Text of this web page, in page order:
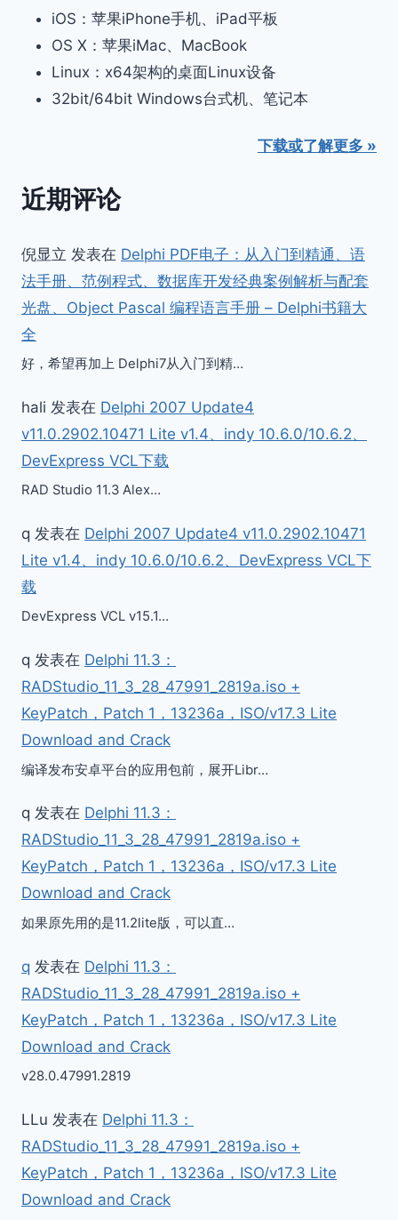
iOS：苹果iPhone手机、iPad平板
OS X：苹果iMac、MacBook
Linux：x64架构的桌面Linux设备
32bit/64bit Windows台式机、笔记本
下载或了解更多 »
近期评论
倪显立 发表在 Delphi PDF电子：从入门到精通、语
法手册、范例程式、数据库开发经典案例解析与配套
光盘、Object Pascal 编程语言手册 – Delphi书籍大
全
好，希望再加上 Delphi7从入门到精…
hali 发表在 Delphi 2007 Update4
v11.0.2902.10471 Lite v1.4、indy 10.6.0/10.6.2、
DevExpress VCL下载
RAD Studio 11.3 Alex…
q 发表在 Delphi 2007 Update4 v11.0.2902.10471
Lite v1.4、indy 10.6.0/10.6.2、DevExpress VCL下
载
DevExpress VCL v15.1…
q 发表在 Delphi 11.3：
RADStudio_11_3_28_47991_2819a.iso +
KeyPatch，Patch 1，13236a，ISO/v17.3 Lite
Download and Crack
编译发布安卓平台的应用包前，展开Libr…
q 发表在 Delphi 11.3：
RADStudio_11_3_28_47991_2819a.iso +
KeyPatch，Patch 1，13236a，ISO/v17.3 Lite
Download and Crack
如果原先用的是11.2lite版，可以直…
q 发表在 Delphi 11.3：
RADStudio_11_3_28_47991_2819a.iso +
KeyPatch，Patch 1，13236a，ISO/v17.3 Lite
Download and Crack
v28.0.47991.2819
LLu 发表在 Delphi 11.3：
RADStudio_11_3_28_47991_2819a.iso +
KeyPatch，Patch 1，13236a，ISO/v17.3 Lite
Download and Crack